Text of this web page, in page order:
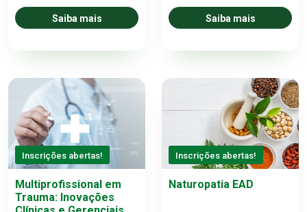
Saiba mais Saiba mais
Inscrições abertas!
Multiprofissional em
Trauma: Inovações
Inscrições abertas!
Naturopatia EAD